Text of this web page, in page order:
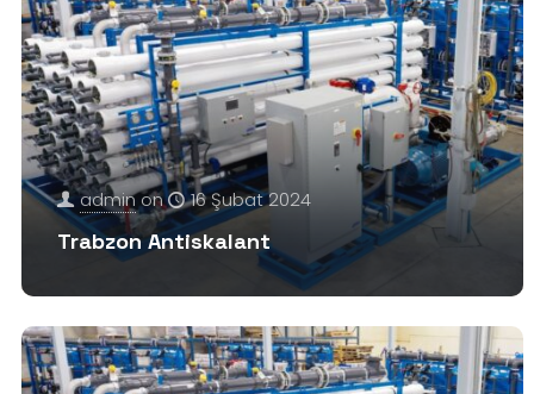
adminon 16 Şubat 2024
Trabzon Antiskalant